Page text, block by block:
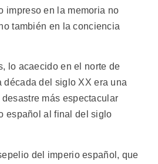
impreso en la memoria no
también en la conciencia
lo acaecido en el norte de
década del siglo XX era una
más espectacular
español al final del siglo
del imperio español, que